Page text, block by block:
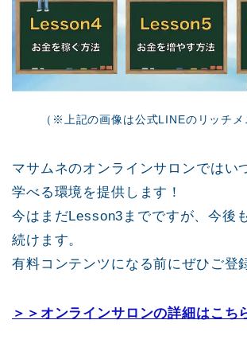
（※上記の画像は公式LINEのリッチメ
マサムネのオンラインサロンではい
学べる環境を提供します！
今はまだLesson3までですが、今後
続けます。
有料コンテンツになる前にぜひご登
＞＞オンラインサロンの詳細はこち